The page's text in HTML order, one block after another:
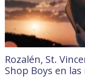
Rozalén, St.
Shop Boys en